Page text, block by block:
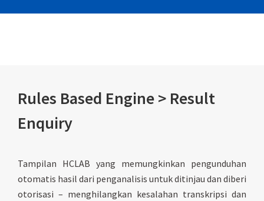
Rules Based Engine > Result
Enquiry
Tampilan HCLAB yang memungkinkan pengunduhan
otomatis hasil dari penganalisis untuk ditinjau dan diberi
otorisasi – menghilangkan kesalahan transkripsi dan